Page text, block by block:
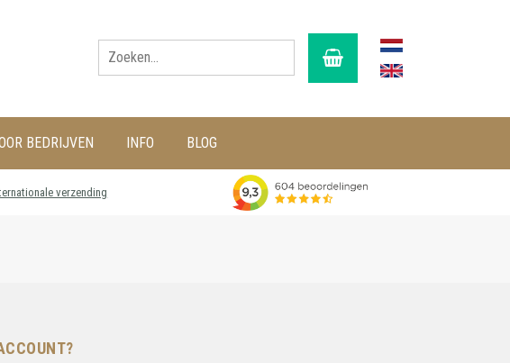
BEDRIJVEN INFO BLOG
verzending